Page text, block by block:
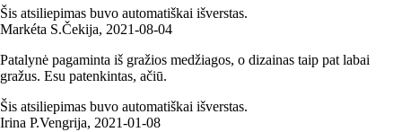
Šis atsiliepimas buvo automatiškai išverstas.
Markéta S.Čekija, 2021‑08‑04
Patalynė pagaminta iš gražios medžiagos, o dizainas taip pat labai
gražus. Esu patenkintas, ačiū.
Šis atsiliepimas buvo automatiškai išverstas.
Irina P.Vengrija, 2021‑01‑08